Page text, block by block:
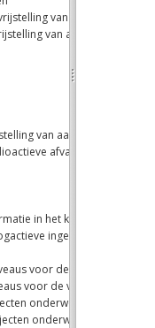
van aangifte voor
van aangifte voor
van aangifte
afvalstoffen:
in het kader van de
ingekapselde
voor de vrijstelling
voor de vrijstelling van
onderworpen aan
onderworpen aan